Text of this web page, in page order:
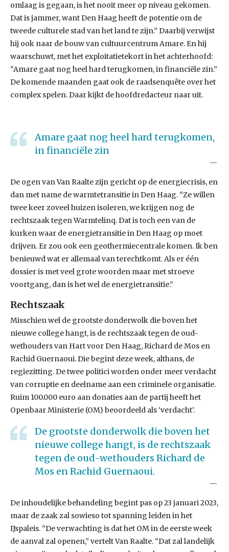
omlaag is gegaan, is het nooit meer op niveau gekomen.
Dat is jammer, want Den Haag heeft de potentie om de
tweede culturele stad van het land te zijn.” Daarbij verwijst
hij ook naar de bouw van cultuurcentrum Amare. En hij
waarschuwt, met het exploitatietekort in het achterhoofd:
“Amare gaat nog heel hard terugkomen, in financiële zin.”
De komende maanden gaat ook de raadsenquête over het
complex spelen. Daar kijkt de hoofdredacteur naar uit.
Amare gaat nog heel hard terugkomen,
in financiële zin
De ogen van Van Raalte zijn gericht op de energiecrisis, en
dan met name de warmtetransitie in Den Haag. “Ze willen
twee keer zoveel huizen isoleren, we krijgen nog de
rechtszaak tegen Warmtelinq. Dat is toch een van de
kurken waar de energietransitie in Den Haag op moet
drijven. Er zou ook een geothermiecentrale komen. Ik ben
benieuwd wat er allemaal van terechtkomt. Als er één
dossier is met veel grote woorden maar met stroeve
voortgang, dan is het wel de energietransitie.”
Rechtszaak
Misschien wel de grootste donderwolk die boven het
nieuwe college hangt, is de rechtszaak tegen de oud-
wethouders van Hart voor Den Haag, Richard de Mos en
Rachid Guernaoui. Die begint deze week, althans, de
regiezitting. De twee politici worden onder meer verdacht
van corruptie en deelname aan een criminele organisatie.
Ruim 100.000 euro aan donaties aan de partij heeft het
Openbaar Ministerie (OM) beoordeeld als ‘verdacht’.
De grootste donderwolk die boven het
nieuwe college hangt, is de rechtszaak
tegen de oud-wethouders Richard de
Mos en Rachid Guernaoui.
De inhoudelijke behandeling begint pas op 23 januari 2023,
maar de zaak zal sowieso tot spanning leiden in het
IJspaleis. “De verwachting is dat het OM in de eerste week
de aanval zal openen,” vertelt Van Raalte. “Dat zal landelijk